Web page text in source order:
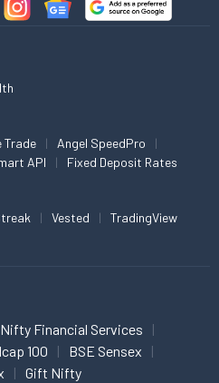
Trade
Angel SpeedPro
API Fixed Deposit Rates
Vested TradingView
Nifty Financial Services
100
BSE Sensex
Gift Nifty